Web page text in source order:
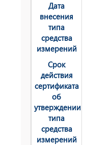
Дата
внесения
типа
средства
измерений
Срок
действия
сертификата
об
утверждении
типа
средства
измерений